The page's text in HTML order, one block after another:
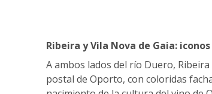
Ribeira y Vila Nova de Gaia:
A ambos lados del río Duero,
postal de Oporto, con coloridas